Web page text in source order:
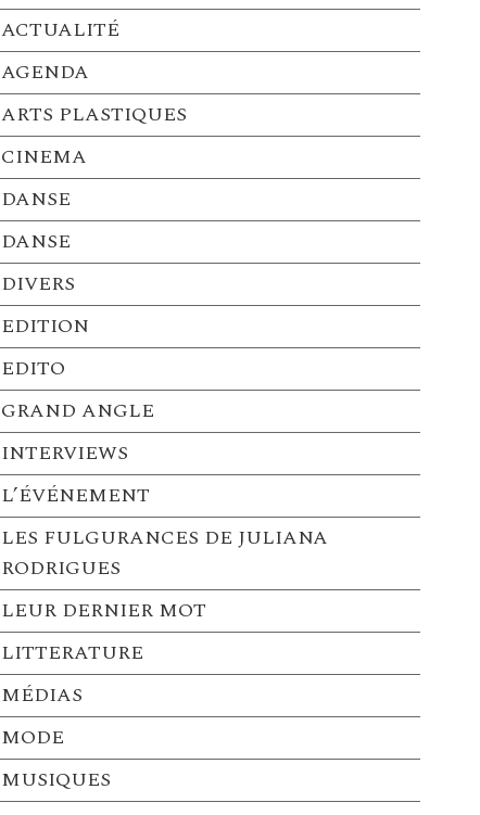
ACTUALITÉ
AGENDA
ARTS PLASTIQUES
CINEMA
DANSE
DANSE
DIVERS
EDITION
EDITO
GRAND ANGLE
INTERVIEWS
L’ÉVÉNEMENT
LES FULGURANCES DE JULIANA
RODRIGUES
LEUR DERNIER MOT
LITTERATURE
MÉDIAS
MODE
MUSIQUES